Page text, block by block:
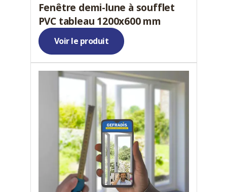
Fenêtre demi-lune à soufflet
PVC tableau 1200x600 mm
Voir le produit